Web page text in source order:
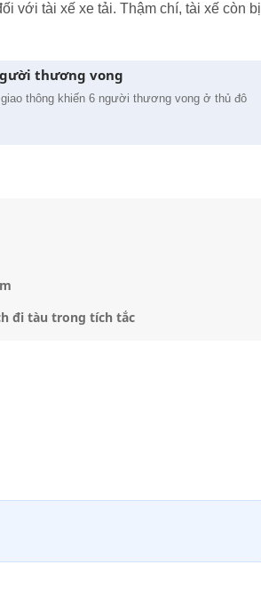
với tài xế xe tải. Thậm chí, tài xế còn bị
thương vong
thông khiến 6 người thương vong ở thủ đô
đi tàu trong tích tắc